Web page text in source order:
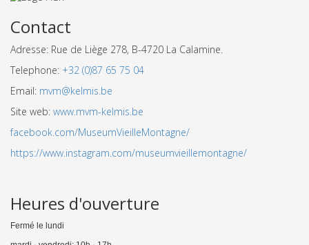
Contact
Adresse: Rue de Liège 278, B-4720 La Calamine.
Telephone: +32 (0)87 65 75 04
Email: mvm@kelmis.be
Site web: www.mvm-kelmis.be
facebook.com/MuseumVieilleMontagne/
https://www.instagram.com/museumvieillemontagne/
Heures d'ouverture
Fermé le lundi